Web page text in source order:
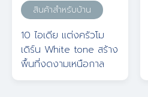
สินค้าสำหรับบ้าน
10 ไอเดีย แต่งครัวโม
เดิร์น White tone สร้าง
พื้นที่งดงามเหนือกาล
เวลา